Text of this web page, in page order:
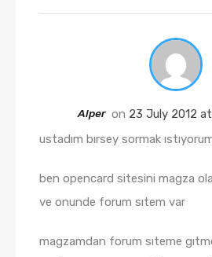
Alper on 23 July 2012
ustadım bırsey sormak
ben opencard sitesini magza
ve onunde forum sıtem var
magzamdan forum sıteme